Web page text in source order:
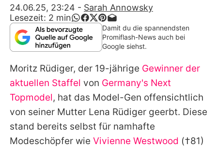
App runterladen
Team
Redaktionelle Richtlinien
Impressum
Datenschutzerklärung
Nutzungsbedingungen
Utiq verwalten
24.06.25, 23:24 - Sarah Annowsky
Lesezeit: 2 min
Damit du die spannendsten
Promiflash-News auch bei
Google siehst.
Moritz Rüdiger, der 19-jährige Gewinner der
aktuellen Staffel von Germany's Next
Topmodel, hat das Model-Gen offensichtlich
von seiner Mutter Lena Rüdiger geerbt. Diese
stand bereits selbst für namhafte
Modeschöpfer wie Vivienne Westwood (†81)